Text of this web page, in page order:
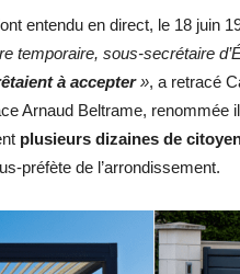
entendu en direct, le 18 juin
temporaire, sous-secrétaire
à accepter», a retracé
Arnaud Beltrame, renommée
plusieurs dizaines de
préfète de l’arrondissement.